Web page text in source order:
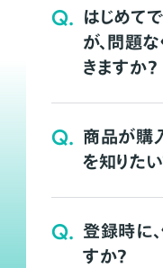
Q. はじめて
が、問題
きますか？
Q. 商品が購
を知りた
Q. 登録時に
すか？